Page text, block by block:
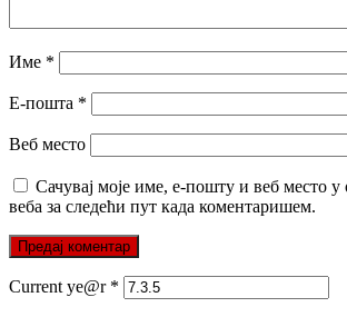
Име *
Е-пошта *
Веб место
Сачувај моје име, е-пошту и веб место у
веба за следећи пут када коментаришем.
Current ye@r *